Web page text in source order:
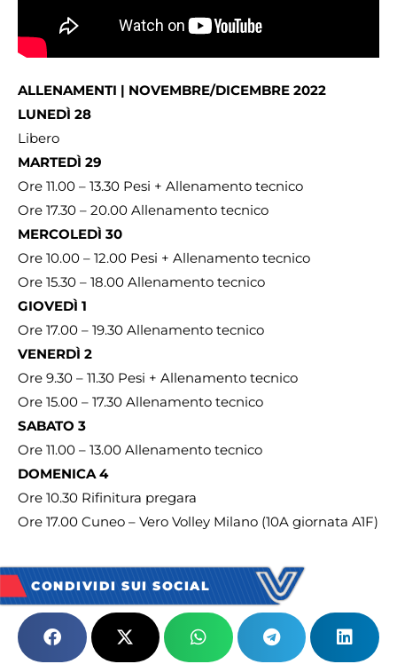
ALLENAMENTI | NOVEMBRE/DICEMBRE 2022
LUNEDÌ 28
Libero
MARTEDÌ 29
Ore 11.00 – 13.30 Pesi + Allenamento tecnico
Ore 17.30 – 20.00 Allenamento tecnico
MERCOLEDÌ 30
Ore 10.00 – 12.00 Pesi + Allenamento tecnico
Ore 15.30 – 18.00 Allenamento tecnico
GIOVEDÌ 1
Ore 17.00 – 19.30 Allenamento tecnico
VENERDÌ 2
Ore 9.30 – 11.30 Pesi + Allenamento tecnico
Ore 15.00 – 17.30 Allenamento tecnico
SABATO 3
Ore 11.00 – 13.00 Allenamento tecnico
DOMENICA 4
Ore 10.30 Rifinitura pregara
Ore 17.00 Cuneo – Vero Volley Milano (10A giornata A1F)
CONDIVIDI SUI SOCIAL